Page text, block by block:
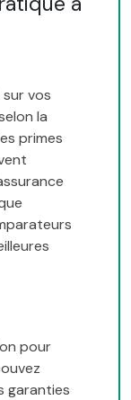
vos
la
primes
pour
garanties